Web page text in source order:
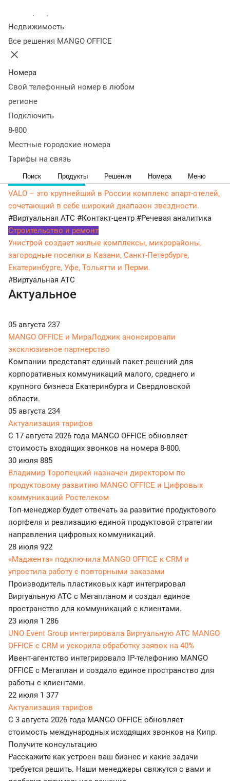
Недвижимость
Все решения MANGO OFFICE
Номера
Свой телефонный номер в любом
регионе
Подключить
8-800
Местные городские номера
Тарифы на связь
Поиск Продукты Решения Номера Меню
Изменения коснутся всех тарифных планов.
Новые расценки — единые для всех регионов РФ.
Все детали доступны в файле по
Истории наших клиентов
предпринимателям из сферы услуг увеличивать доход.
#Виртуальная АТС
Гостиничный бизнес
Роза Хутор – круглогодичный горный курорт мирового
класса. Запущен в 2010 году.
Гостиничный бизнес
VALO – это крупнейший в России комплекс апарт-отелей,
сочетающий в себе широкий диапазон звездности.
#Виртуальная АТС #Контакт-центр #Речевая аналитика
Строительство и ремонт
Унистрой создает жилые комплексы, микрорайоны,
загородные поселки в Казани, Санкт-Петербурге,
Екатеринбурге, Уфе, Тольятти и Перми.
#Виртуальная АТС
Актуальное
05 августа 237
MANGO OFFICE и МираЛоджик анонсировали
эксклюзивное партнерство
Компании представят единый пакет решений для
корпоративных коммуникаций малого, среднего и
крупного бизнеса Екатеринбурга и Свердловской
области.
05 августа 234
Актуализация тарифов
С 17 августа 2026 года MANGO OFFICE обновляет
стоимость входящих звонков на номера 8-800.
30 июля 885
Владимир Торопецкий назначен директором по
продуктовому развитию MANGO OFFICE и Цифровых
коммуникаций Ростелеком
Топ-менеджер будет отвечать за развитие продуктового
портфеля и реализацию единой продуктовой стратегии
направления цифровых коммуникаций.
28 июля 922
«Маджента» подключила MANGO OFFICE к CRM и
упростила работу с повторными заказами
Производитель пластиковых карт интегрировал
Виртуальную АТС с Мегапланом и создал единое
пространство для коммуникаций с клиентами.
23 июля 1 286
UNO Event Group интегрировала Виртуальную АТС MANGO
OFFICE с CRM и ускорила обработку заявок на 40%
Ивент-агентство интегрировало IP-телефонию MANGO
OFFICE с Мегаплан и создало единое пространство для
работы с клиентами.
22 июля 1 377
Актуализация тарифов
С 3 августа 2026 года MANGO OFFICE обновляет
стоимость международных исходящих звонков на Кипр.
Получите консультацию
Расскажите как устроен ваш бизнес и какие задачи
требуется решить. Наши менеджеры свяжутся с вами и